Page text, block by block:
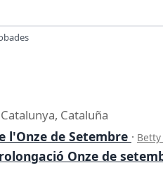
Cataluña
l'Onze de Setembre ·
Onze de